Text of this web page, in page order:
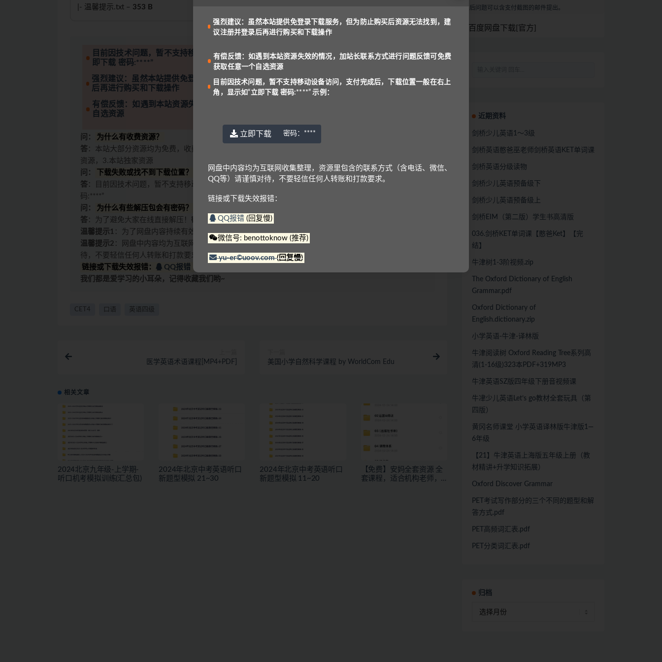
|- 温馨提示.txt – 353 B
目前因技术问题，暂不支持移动设备访问，支付完成后，下载位置一般在右上角，显示如“立
即下载 密码:****”
强烈建议：虽然本站提供免登录下载服务，但为防止购买后资源无法找到，建议注册并登录
后再进行购买和下载操作
有偿反馈：如遇到本站资源失效的情况，加站长联系方式进行问题反馈可免费获取任意一个
自选资源
问：
为什么有收费资源？
答 ：本站大部分资源均为免费，收费原因有三：1.资源是高价购来低价分享，2.防止专门卖资源的人投诉
资源，3.本站独家资源
问：
下载失败或找不到下载位置？
答 ：目前因技术问题，暂不支持移动设备访问，支付后下载位置一般在右上角，显示为“立即下载 密
码:****”
问：
为什么有些解压包会有密码？
答 ：为了避免大家在线直接解压！ 密码一般是： www.yu-er.com
温馨提示1 ：为了网盘内容持续有效，请勿在线解压文件，甚至可能会产生额外的费用。
温馨提示2 ：网盘中内容均为互联网收集整理，资源里包含的联系方式（含电话、微信、QQ等）请谨慎对
待，不要轻信任何人转账和打款要求。
链接或下载失效报错：
QQ报错
我们都是爱学习的小耳朵，记得收藏我们哟~
CET4 口语 英语四级
医学英语术语课程[MP4+PDF] 美国小学自然科学课程 by WorldCom Edu
相关文章
2024北京九年级-上学期-
听口机考模拟训练(汇总包)
2024年北京中考英语听口
新题型模拟 21~30
2024年北京中考英语听口
新题型模拟 11~20
【免费】安妈全套资源 全
套课程，适合机构老师，
后问题可以含支付截图的邮件提出。
百度网盘下载[官方]
近期资料
剑桥少儿英语1～3级
剑桥英语憨爸巫老师剑桥英语KET单词课
剑桥英语分级读物
剑桥少儿英语预备级下
剑桥少儿英语预备级上
剑桥EIM（第二版）学生书高清版
036.剑桥KET单词课【憨爸Ket】【完
结】
牛津树1-3阶视频.zip
The Oxford Dictionary of English
Grammar.pdf
Oxford Dictionary of
English.dictionary.zip
小学英语-牛津-译林版
牛津阅读树 Oxford Reading Tree系列高
清(1-16级)323本PDF+319MP3
牛津英语SZ版四年级下册音视频课
牛冿少儿英语Let’s go教材全套玩具（第
四版）
黄冈名师课堂 小学英语译林版牛津版1—
6年级
【21】牛津英语上海版五年级上册（教
材精讲+升学知识拓展）
Oxford Discover Grammar
PET考试写作部分的三个不同的题型和解
答方式.pdf
PET高频词汇表.pdf
PET分类词汇表.pdf
归档
强烈建议：虽然本站提供免登录下载服务，但为防止购买后资源无法找到，建
议注册并登录后再进行购买和下载操作
有偿反馈：如遇到本站资源失效的情况，加站长联系方式进行问题反馈可免费
获取任意一个自选资源
目前因技术问题，暂不支持移动设备访问，支付完成后，下载位置一般在右上
角，显示如“立即下载 密码:****” 示例：
立即下载 密码： ****
网盘中内容均为互联网收集整理，资源里包含的联系方式（含电话、微信、
QQ等）请谨慎对待，不要轻信任何人转账和打款要求。
链接或下载失效报错：
QQ报错 (回复慢)
微信号: benottoknow (推荐)
yu-er©uoov.com(回复慢)